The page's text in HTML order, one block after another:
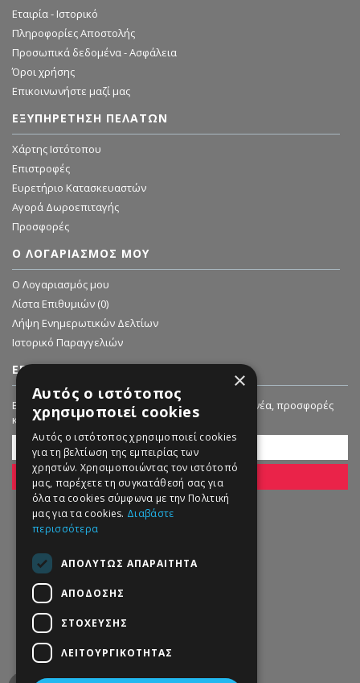
Εταιρία - Ιστορικό
Πληροφορίες Αποστολής
Προσωπικά δεδομένα - Ασφάλεια
Όροι χρήσης
Επικοινωνήστε μαζί μας
ΕΞΥΠΗΡΈΤΗΣΗ ΠΕΛΑΤΏΝ
Χάρτης Ιστότοπου
Επιστροφές
Ευρετήριο Κατασκευαστών
Αγορά Δωροεπιταγής
Προσφορές
Ο ΛΟΓΑΡΙΑΣΜΌΣ ΜΟΥ
O Λογαριασμός μου
Λίστα Επιθυμιών (0)
Λήψη Ενημερωτικών Δελτίων
Ιστορικό Παραγγελιών
ΕΓΓΡΑΦΗ ΣΤΟ NEWSLETTER
Εγγραφείτε στο Newsletter μας για να λαμβάνετε νέα, προσφορές
και εκπτώσεις!
ΕΓΓΡΑΦΗ
×
Αυτός ο ιστότοπος
χρησιμοποιεί cookies
Αυτός ο ιστότοπος χρησιμοποιεί cookies
για τη βελτίωση της εμπειρίας των
χρηστών. Χρησιμοποιώντας τον ιστότοπό
μας, παρέχετε τη συγκατάθεσή σας για
όλα τα cookies σύμφωνα με την Πολιτική
μας για τα cookies. Διαβάστε
περισσότερα
ΑΠΟΛΎΤΩΣ ΑΠΑΡΑΊΤΗΤΑ
ΑΠΌΔΟΣΗΣ
ΣΤΌΧΕΥΣΗΣ
ΛΕΙΤΟΥΡΓΙΚΌΤΗΤΑΣ